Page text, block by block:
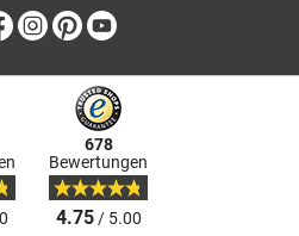
Facebook
Instagram
Pinterest
678
Bewertungen
4.75/ 5.00